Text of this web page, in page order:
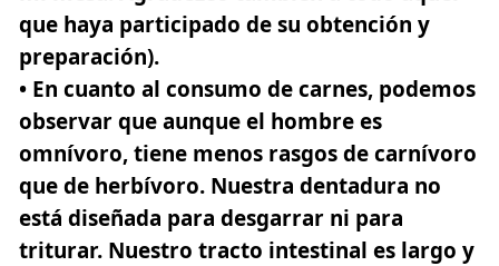
que haya participado de su obtención y
preparación).
• En cuanto al consumo de carnes, podemos
observar que aunque el hombre es
omnívoro, tiene menos rasgos de carnívoro
que de herbívoro. Nuestra dentadura no
está diseñada para desgarrar ni para
triturar. Nuestro tracto intestinal es largo y